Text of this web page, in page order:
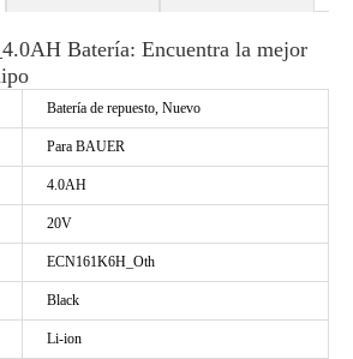
Batería: Encuentra la mejor
Batería de repuesto, Nuevo
Para BAUER
4.0AH
20V
ECN161K6H_Oth
Black
Li-ion